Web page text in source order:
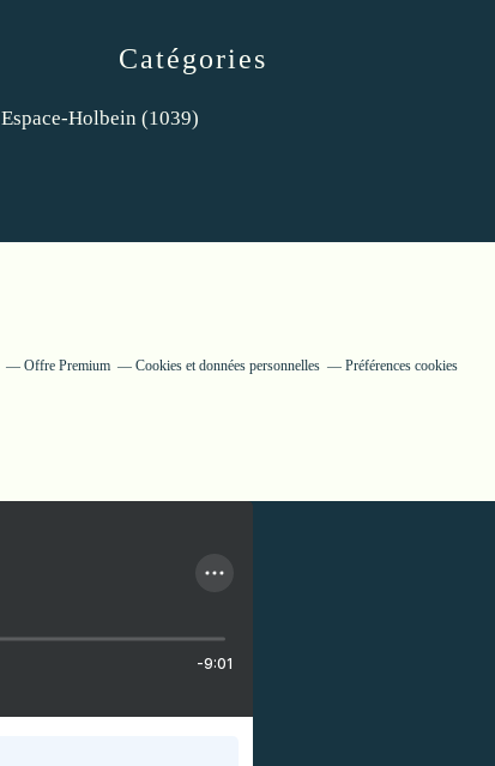
Catégories
Espace-Holbein (1039)
Offre Premium Cookies et données personnelles Préférences cookies
-9:01